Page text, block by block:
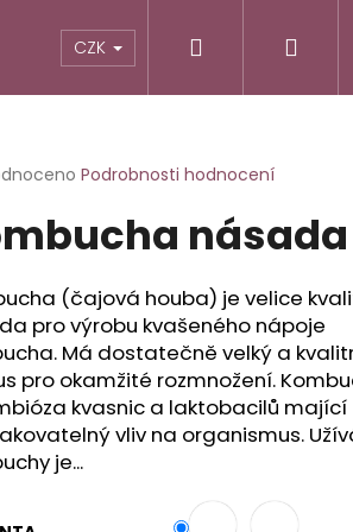
ALTERNATIVNÍ RECEPTURY
CZK
Podrobnosti hodnocení
násada
(čajová houba) je velice
pro výrobu kvašeného nápoje
Má dostatečně velký a
pro okamžité rozmnožení.
kvasnic a laktobacilů mající
vliv na organismus.
je...